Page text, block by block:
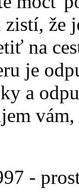
zistí, že
na
je
a
vám,
-